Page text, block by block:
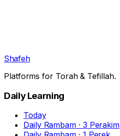
Shafeh
Platforms for Torah & Tefillah.
Daily Learning
Today
Daily Rambam · 3 Perakim